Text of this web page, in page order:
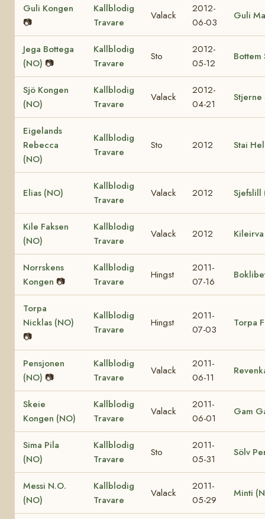
Guli Kongen
📷
Kallblodig
Travare
Valack
2012-
06-03
Guli
Jega Bottega
(NO) 📷
Kallblodig
Travare
Sto
2012-
05-12
Bottem
Sjö Kongen
(NO)
Kallblodig
Travare
Valack
2012-
04-21
Stjerne
Eigelands
Rebecca
(NO)
Kallblodig
Travare
Sto 2012 Stai
Elias (NO)
Kallblodig
Travare
Valack 2012 Sjefslill
Kile Faksen
(NO)
Kallblodig
Travare
Valack 2012
Norrskens
Kongen 📷
Kallblodig
Travare
Hingst
2011-
07-16
Torpa
Nicklas (NO)
📷
Kallblodig
Travare
Hingst
2011-
07-03
Torpa
Pensjonen
(NO) 📷
Kallblodig
Travare
Valack
2011-
06-11
Skeie
Kongen (NO)
Kallblodig
Travare
Valack
2011-
06-01
Gam
Sima Pila
(NO)
Kallblodig
Travare
Sto
2011-
05-31
Sölv
Messi N.O.
(NO)
Kallblodig
Travare
Valack
2011-
05-29
Minti